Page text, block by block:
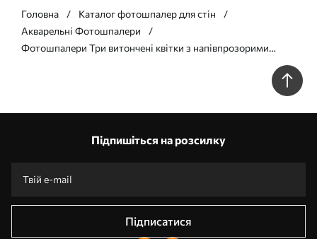
Головна
Каталог фотошпалер для стін
Акварельні Фотошпалери
Фотошпалери Три витончені квітки з напівпрозорими
пелюстками, переплетеними стрічками світла і вітру в сепії
Підпишіться на розсилку
Підписатися